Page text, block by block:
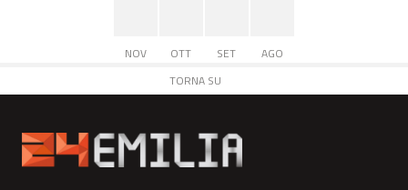
NOV OTT SET
AGO
TORNA SU